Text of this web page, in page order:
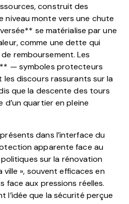
construit des
niveau monte vers une chute
se matérialise par une
comme une dette qui
remboursement. Les
— symboles protecteurs
discours rassurants sur la
que la descente des tours
quartier en pleine
dans l’interface du
apparente face au
sur la rénovation
ville », souvent efficaces en
face aux pressions réelles.
l’idée que la sécurité perçue